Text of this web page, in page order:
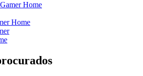
Home
Home